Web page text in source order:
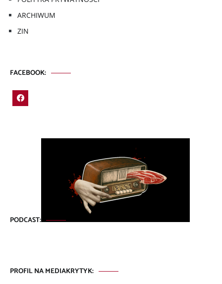
ARCHIWUM
ZIN
FACEBOOK:
PODCAST:
PROFIL NA MEDIAKRYTYK: